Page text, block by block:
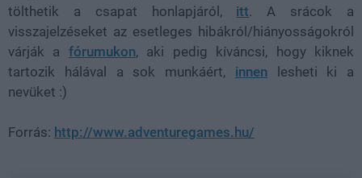
tölthetik a csapat honlapjáról, itt. A srácok a
visszajelzéseket az esetleges hibákról/hiányosságokról
várják a fórumukon, aki pedig kíváncsi, hogy kiknek
tartozik hálával a sok munkáért, innenlesheti ki a
nevüket :)
Forrás: http://www.adventuregames.hu/